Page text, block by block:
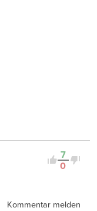
7
0
Kommentar melden